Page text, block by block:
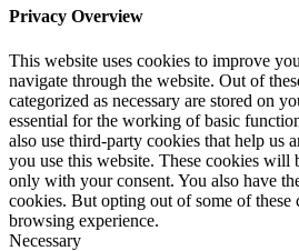
Privacy Overview
This website uses cookies to improve
navigate through the website. Out of
categorized as necessary are stored on
essential for the working of basic
also use third-party cookies that help us
you use this website. These cookies will
only with your consent. You also have
cookies. But opting out of some of these
browsing experience.
Necessary